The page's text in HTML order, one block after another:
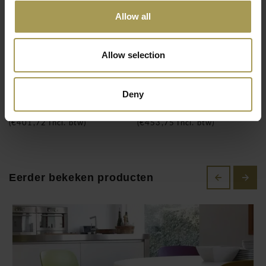
Allow all
Allow selection
Deny
Leverbaar per 2 stuks.
Design meubelen en design accessoires gemaakt door de
webshop van Brandnewoffice.be en staan bekend om hun zeer
originele en moderne design. Het label Magis Design werd in
1976 opgericht door Eugenio Perazza in de buurt van Venetië, die
opzoek naar technologische verfijning. Een belangrijk onderdeel
van het dagelijkse designproces is het opzoeken en verleggen
ontwerper van design meubilair worden klassieke vormen
opnieuw geïnterpreteerd en hergebruikt. Veel van hun ontwerpen
zijn ook geschikt voor buitengebruik - dat wil zeggen voor
balkons, terrassen of tuinen - dit omdat de gebruikte
(€401,72Incl. btw) (€453,75Incl. btw)
Eerder bekeken producten